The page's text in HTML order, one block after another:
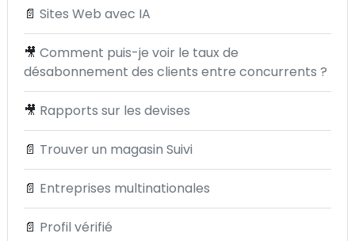
📄 Sites Web avec IA
🎥 Comment puis-je voir le taux de
désabonnement des clients entre concurrents ?
🎥 Rapports sur les devises
📄 Trouver un magasin Suivi
📄 Entreprises multinationales
📄 Profil vérifié